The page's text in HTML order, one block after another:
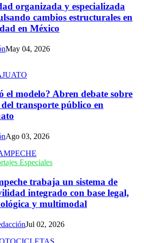
organizada y especializada
cambios estructurales en
en México
May 04, 2026
el modelo? Abren debate sobre
transporte público en
Ago 03, 2026
Especiales
trabaja un sistema de
integrado con base legal,
y multimodal
Jul 02, 2026